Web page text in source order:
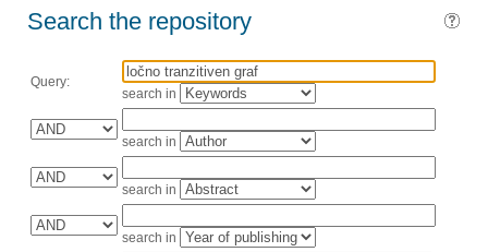
Search the repository
Query:
search in
search in
search in
search in